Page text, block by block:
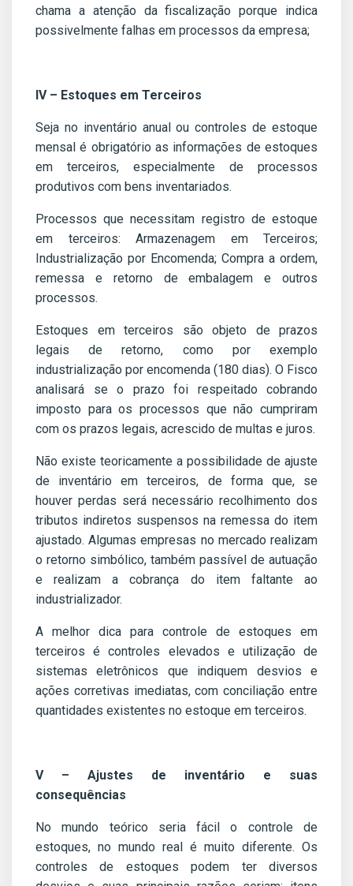
chama a atenção da fiscalização porque indica
possivelmente falhas em processos da empresa;
IV – Estoques em Terceiros
Seja no inventário anual ou controles de estoque
mensal é obrigatório as informações de estoques
em terceiros, especialmente de processos
produtivos com bens inventariados.
Processos que necessitam registro de estoque
em terceiros: Armazenagem em Terceiros;
Industrialização por Encomenda; Compra a ordem,
remessa e retorno de embalagem e outros
processos.
Estoques em terceiros são objeto de prazos
legais de retorno, como por exemplo
industrialização por encomenda (180 dias). O Fisco
analisará se o prazo foi respeitado cobrando
imposto para os processos que não cumpriram
com os prazos legais, acrescido de multas e juros.
Não existe teoricamente a possibilidade de ajuste
de inventário em terceiros, de forma que, se
houver perdas será necessário recolhimento dos
tributos indiretos suspensos na remessa do item
ajustado. Algumas empresas no mercado realizam
o retorno simbólico, também passível de autuação
e realizam a cobrança do item faltante ao
industrializador.
A melhor dica para controle de estoques em
terceiros é controles elevados e utilização de
sistemas eletrônicos que indiquem desvios e
ações corretivas imediatas, com conciliação entre
quantidades existentes no estoque em terceiros.
V – Ajustes de inventário e suas
consequências
No mundo teórico seria fácil o controle de
estoques, no mundo real é muito diferente. Os
controles de estoques podem ter diversos